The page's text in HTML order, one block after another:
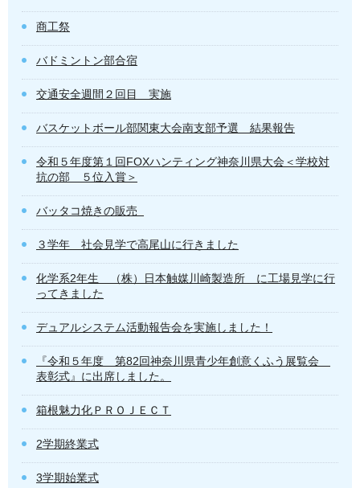
商工祭
バドミントン部合宿
交通安全週間２回目 実施
バスケットボール部関東大会南支部予選 結果報告
令和５年度第１回FOXハンティング神奈川県大会＜学校対
抗の部 ５位入賞＞
バッタコ焼きの販売
３学年 社会見学で高尾山に行きました
化学系2年生 （株）日本触媒川崎製造所 に工場見学に行
ってきました
デュアルシステム活動報告会を実施しました！
『令和５年度 第82回神奈川県青少年創意くふう展覧会
表彰式』に出席しました。
箱根魅力化ＰＲＯＪＥＣＴ
2学期終業式
3学期始業式